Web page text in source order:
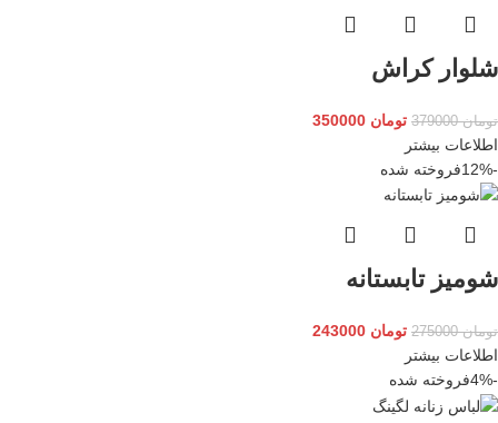
شلوار کراش
تومان379000 تومان
اطلاعات بیشتر
-12%
فروخته شده
شومیز تابستانه
تومان275000 تومان
اطلاعات بیشتر
-4%
فروخته شده